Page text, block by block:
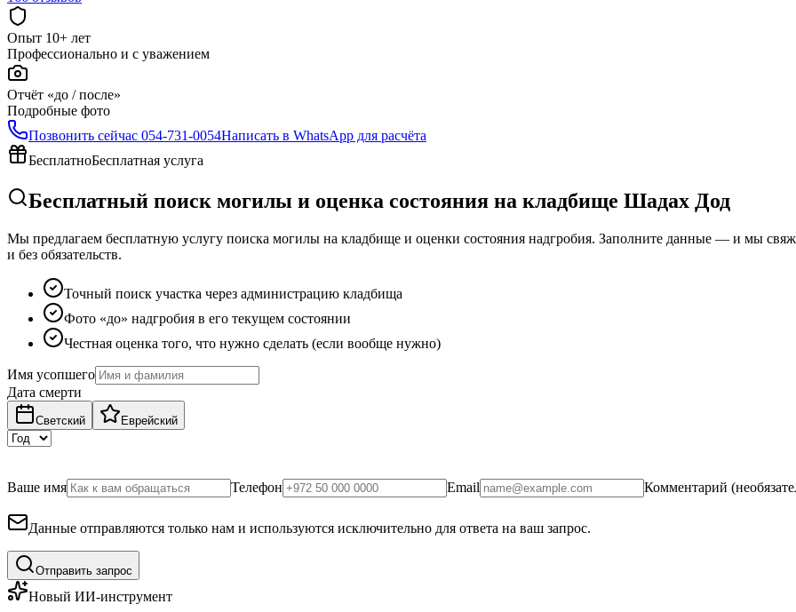
Опыт 10+ лет
Профессионально и с уважением
Отчёт «до / после»
Подробные фото
Позвонить сейчас 054-731-0054Написать в WhatsApp для расчёта
БесплатноБесплатная услуга
Бесплатный поиск могилы и оценка состояния на кладбище Шадах Дод
Мы предлагаем бесплатную услугу поиска могилы на кладбище и оценки состояния надгробия. Заполните данные — и мы
и без обязательств.
Точный поиск участка через администрацию кладбища
Фото «до» надгробия в его текущем состоянии
Честная оценка того, что нужно сделать (если вообще нужно)
Имя усопшего
Дата смерти
Светский Еврейский
Ваше имя Телефон Email Комментарий
Данные отправляются только нам и используются исключительно для ответа на ваш запрос.
Отправить запрос
Новый ИИ-инструмент